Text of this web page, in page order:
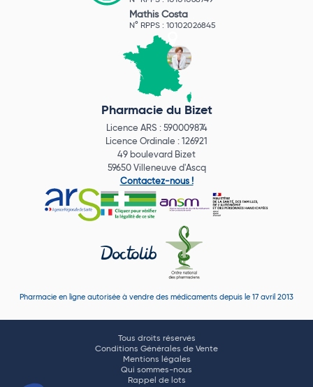
Mathis Costa
N° RPPS : 10102026845
Pharmacie du Bizet
Licence ARS : 590009874
Licence Ordinale : 126921
49 boulevard Bizet
59650 Villeneuve d'Ascq
Contactez-nous !
Pharmacie en ligne autorisée à vendre des médicaments depuis le 17 avril 2013
Tous droits réservés
Conditions Générales de Vente
Mentions légales
Qui sommes-nous
Rappel de lots